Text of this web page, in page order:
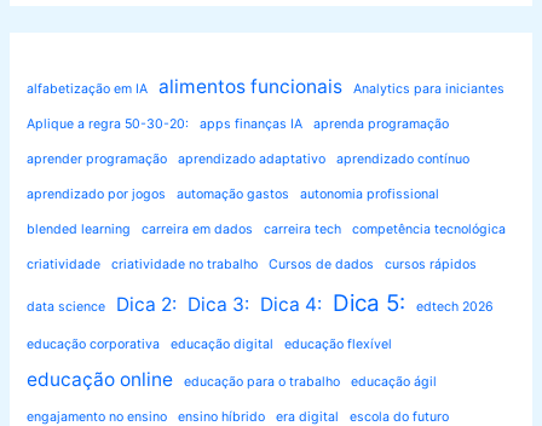
alfabetização em IA alimentos funcionais Analytics para iniciantes
Aplique a regra 50-30-20: apps finanças IA aprenda programação
aprender programação aprendizado adaptativo aprendizado contínuo
aprendizado por jogos automação gastos autonomia profissional
blended learning carreira em dados carreira tech competência tecnológica
criatividade criatividade no trabalho Cursos de dados cursos rápidos
data science Dica 2: Dica 3: Dica 4: Dica 5: edtech 2026
educação corporativa educação digital educação flexível
educação online educação para o trabalho educação ágil
engajamento no ensino ensino híbrido era digital escola do futuro